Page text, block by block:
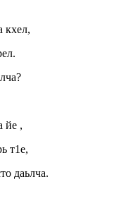
кхел,
йе ,
т1е,
даьлча.